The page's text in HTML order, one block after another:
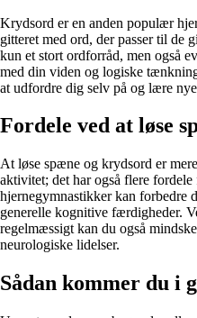
Krydsord er en anden populær
gitteret med ord, der passer til de
kun et stort ordforråd, men også
med din viden og logiske
at udfordre dig selv på og lære
Fordele ved at løse
At løse spæne og krydsord er
aktivitet; det har også flere
hjernegymnastikker kan forbedre
generelle kognitive færdigheder.
regelmæssigt kan du også
neurologiske lidelser.
Sådan kommer du i